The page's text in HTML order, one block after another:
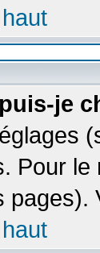
je
Pour
pages).